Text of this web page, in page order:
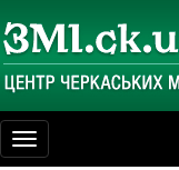
Toggle
navigation